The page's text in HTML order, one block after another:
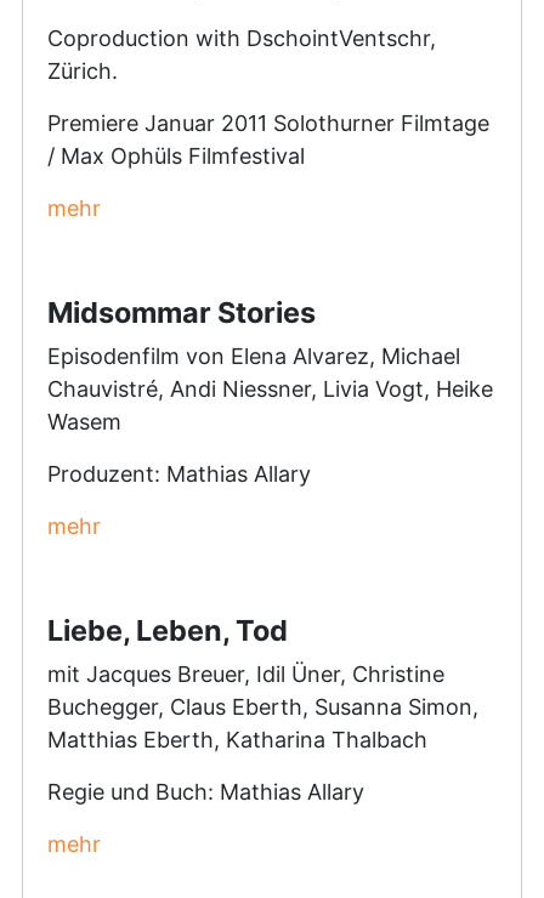
Coproduction with DschointVentschr,
Zürich.
Premiere Januar 2011 Solothurner Filmtage
/ Max Ophüls Filmfestival
mehr
Midsommar Stories
Episodenfilm von Elena Alvarez, Michael
Chauvistré, Andi Niessner, Livia Vogt, Heike
Wasem
Produzent: Mathias Allary
mehr
Liebe, Leben, Tod
mit Jacques Breuer, Idil Üner, Christine
Buchegger, Claus Eberth, Susanna Simon,
Matthias Eberth, Katharina Thalbach
Regie und Buch: Mathias Allary
mehr